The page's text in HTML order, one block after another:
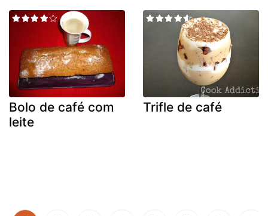
Bolo de café com
leite
Trifle de café